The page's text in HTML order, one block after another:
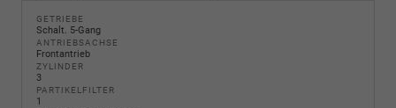
GETRIEBE
Schalt. 5-Gang
ANTRIEBSACHSE
Frontantrieb
ZYLINDER
3
PARTIKELFILTER
1